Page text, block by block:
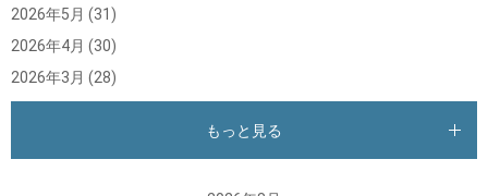
2026年5月 (31)
2026年4月 (30)
2026年3月 (28)
もっと見る